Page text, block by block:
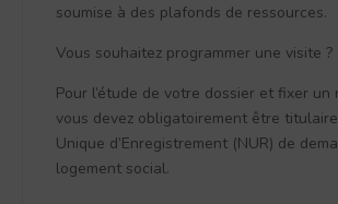
soumise à des plafonds de ressources.
Vous souhaitez programmer une visite ?
Pour l’étude de votre dossier et fixer un
vous devez obligatoirement être titulaire
Unique d’Enregistrement (NUR) de
logement social.